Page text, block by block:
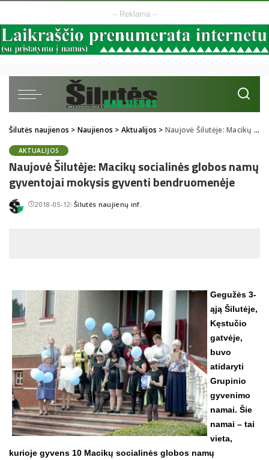
– Reklama –
Šilutės naujienos > Naujienos > Aktualijos > Naujovė Šilutėje: Macikų socialinės globos namų gyventojai mokysis gyventi bendruomenėje
AKTUALIJOS
Naujovė Šilutėje: Macikų socialinės globos namų
gyventojai mokysis gyventi bendruomenėje
2018-05-12Posted
Šilutės naujienų inf.
Gegužės 3-
ąją Šilutėje,
Kęstučio
gatvėje,
buvo
atidaryti
Grupinio
gyvenimo
namai. Šie
namai – tai
vieta,
kurioje gyvens 10 Macikų socialinės globos namų